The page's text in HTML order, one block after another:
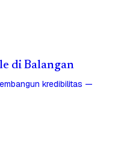
di Balangan
kredibilitas —